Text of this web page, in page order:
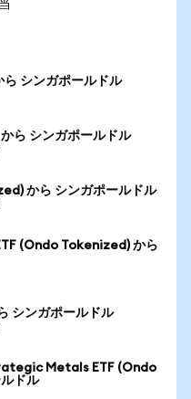
シンガポールドル
ら シンガポールドル
から シンガポールドル
(Ondo Tokenized) から
シンガポールドル
Metals ETF (Ondo
ドル